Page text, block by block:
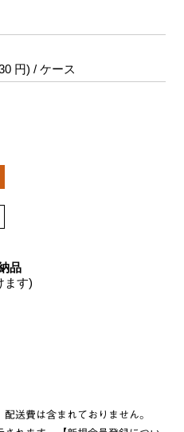
送費は含まれておりません。